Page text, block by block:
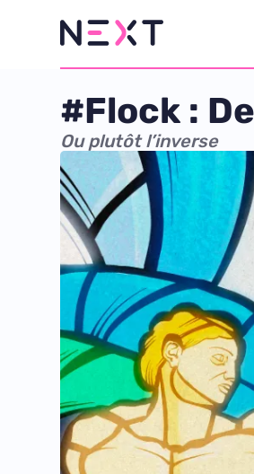
#Flock :
Ou plutôt l’inverse